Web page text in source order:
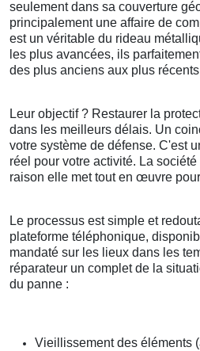
seulement dans sa couverture
principalement une affaire de
est un véritable du rideau
les plus avancées, ils
des plus anciens aux plus
Leur objectif ? Restaurer la
dans les meilleurs délais. Un
votre système de défense. C'est
réel pour votre activité. La
raison elle met tout en œuvre
Le processus est simple et
plateforme téléphonique,
mandaté sur les lieux dans les
réparateur un complet de la
du panne :
Vieillissement des éléments